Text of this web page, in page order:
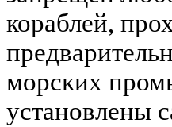
кораблей,
морских
установлены